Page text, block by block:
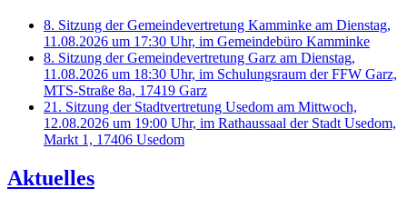
8. Sitzung der Gemeindevertretung Kamminke am Dienstag,
11.08.2026 um 17:30 Uhr, im Gemeindebüro Kamminke
8. Sitzung der Gemeindevertretung Garz am Dienstag,
11.08.2026 um 18:30 Uhr, im Schulungsraum der FFW Garz,
MTS-Straße 8a, 17419 Garz
21. Sitzung der Stadtvertretung Usedom am Mittwoch,
12.08.2026 um 19:00 Uhr, im Rathaussaal der Stadt Usedom,
Markt 1, 17406 Usedom
Aktuelles